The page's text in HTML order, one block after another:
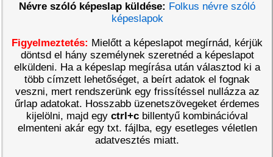
Névre szóló képeslap küldése: Folkus névre szóló
képeslapok
Figyelmeztetés: Mielőtt a képeslapot megírnád, kérjük
döntsd el hány személynek szeretnéd a képeslapot
elküldeni. Ha a képeslap megírása után választod ki a
több címzett lehetőséget, a beírt adatok el fognak
veszni, mert rendszerünk egy frissítéssel nullázza az
űrlap adatokat. Hosszabb üzenetszövegeket érdemes
kijelölni, majd egyctrl+c billentyű kombinációval
elmenteni akár egy txt. fájlba, egy esetleges véletlen
adatvesztés miatt.